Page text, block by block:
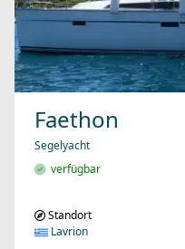
Faethon
Segelyacht
verfügbar
Standort
Lavrion